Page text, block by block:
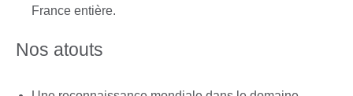
France entière.
Nos atouts